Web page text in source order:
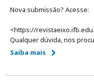
Nova
<https://
Qualquer dúvida, nos
Saiba mais